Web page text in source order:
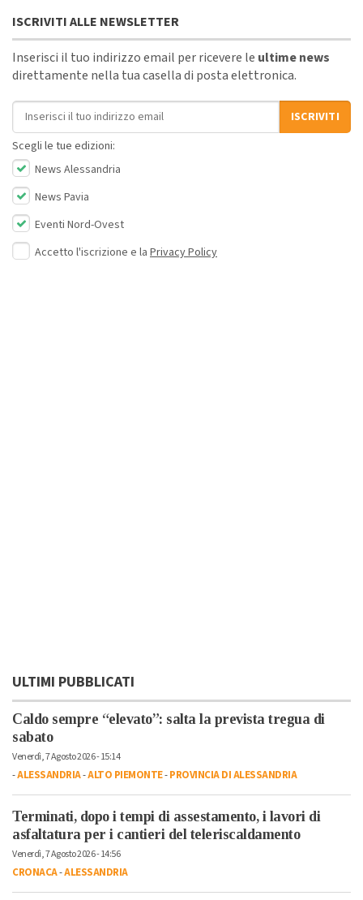
ISCRIVITI ALLE NEWSLETTER
Inserisci il tuo indirizzo email per ricevere le ultime news
direttamente nella tua casella di posta elettronica.
Indirizzo email
ISCRIVITI
Scegli le tue edizioni:
News Alessandria
News Pavia
Eventi Nord-Ovest
Accetto l'iscrizione e la Privacy Policy
ULTIMI PUBBLICATI
Caldo sempre “elevato”: salta la prevista tregua di
sabato
Venerdì, 7 Agosto 2026 - 15:14
-ALESSANDRIA-ALTO PIEMONTE-PROVINCIA DI ALESSANDRIA
Terminati, dopo i tempi di assestamento, i lavori di
asfaltatura per i cantieri del teleriscaldamento
Venerdì, 7 Agosto 2026 - 14:56
CRONACA-ALESSANDRIA